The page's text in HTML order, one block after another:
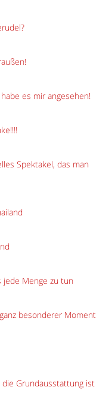
es mir angesehen!
Spektakel, das man
jede Menge zu tun
besonderer Moment
Grundausstattung ist